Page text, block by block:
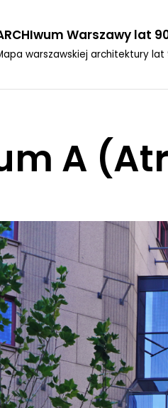
Warszawy lat
warszawskiej architektury lat
A